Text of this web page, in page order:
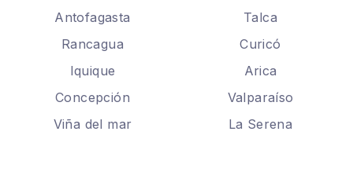
Antofagasta
Talca
Rancagua
Curicó
Iquique
Arica
Concepción
Valparaíso
Viña del mar
La Serena